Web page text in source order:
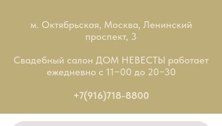
м. Октябрьская, Москва, Ленинский
проспект, 3
Свадебный салон ДОМ НЕВЕСТЫ работает
ежедневно с 11−00 до 20−30
+7(916)718-8800